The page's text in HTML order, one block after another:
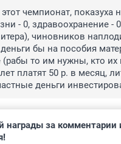
чемпионат, показуха
- 0, здравоохранение -
чиновников
деньги бы на пособия
то им нужны, кто их
платят 50 р. в месяц,
деньги
2017, 10:34
награды за комментарии